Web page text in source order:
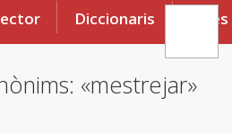
Diccionaris Eines
«mestrejar»